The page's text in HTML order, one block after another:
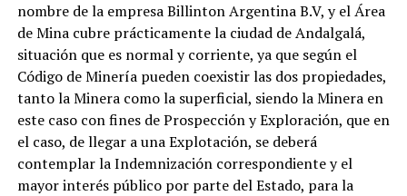
nombre de la empresa Billinton Argentina B.V, y el Área
de Mina cubre prácticamente la ciudad de Andalgalá,
situación que es normal y corriente, ya que según el
Código de Minería pueden coexistir las dos propiedades,
tanto la Minera como la superficial, siendo la Minera en
este caso con fines de Prospección y Exploración, que en
el caso, de llegar a una Explotación, se deberá
contemplar la Indemnización correspondiente y el
mayor interés público por parte del Estado, para la